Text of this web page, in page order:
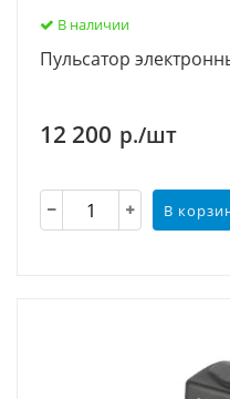
В наличии
Пульсатор
12 200 р./шт
В